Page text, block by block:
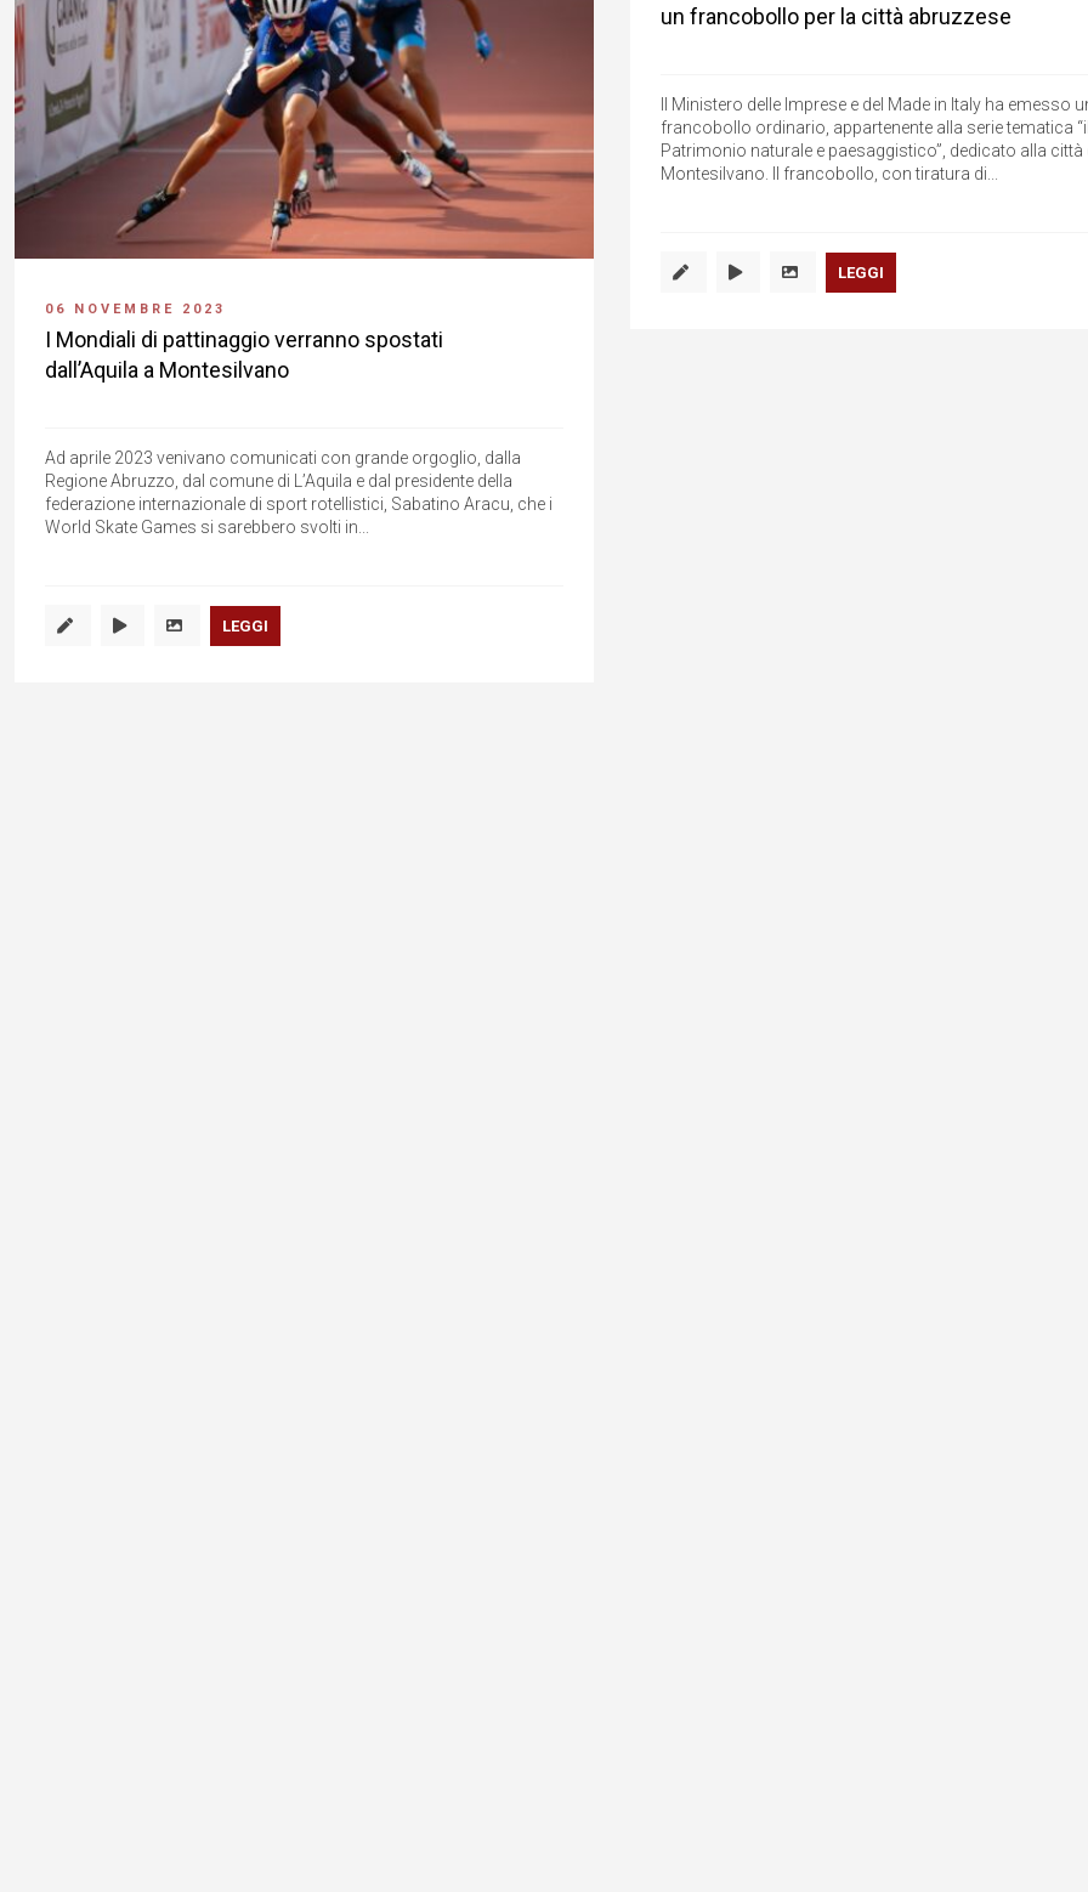
un francobollo per la città abruzzese
Il Ministero delle Imprese e del Made in Italy ha emesso
francobollo ordinario, appartenente alla serie tematica “il
Patrimonio naturale e paesaggistico”, dedicato alla città
Montesilvano. Il francobollo, con tiratura di...
LEGGI
06 NOVEMBRE 2023
I Mondiali di pattinaggio verranno spostati
dall’Aquila a Montesilvano
Ad aprile 2023 venivano comunicati con grande orgoglio, dalla
Regione Abruzzo, dal comune di L’Aquila e dal presidente della
federazione internazionale di sport rotellistici, Sabatino Aracu, che i
World Skate Games si sarebbero svolti in...
LEGGI